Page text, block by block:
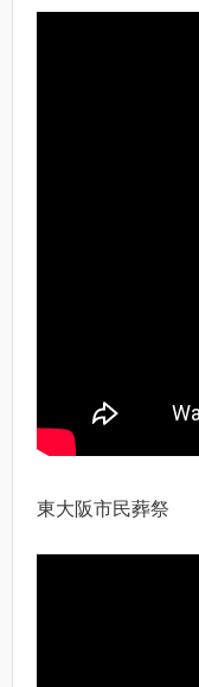
東大阪市民葬祭